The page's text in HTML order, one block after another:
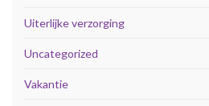
Uiterlijke verzorging
Uncategorized
Vakantie